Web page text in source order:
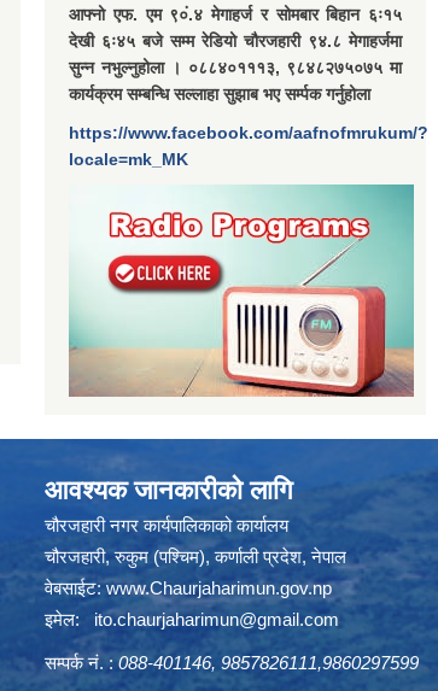
आफ्नो एफ. एम ९०ं.४ मेगाहर्ज र सोमबार बिहान ६ः१५
देखी ६ः४५ बजे सम्म रेडियो चौरजहारी ९४.८ मेगाहर्जमा
सुन्न नभुल्नुहोला । ०८८४०१११३, ९८४८२७५०७५ मा
कार्यक्रम सम्बन्धि सल्लाहा सुझाब भए सर्म्पक गर्नुहोला
https://www.facebook.com/aafnofmrukum/?
locale=mk_MK
आवश्यक जानकारीको लागि
चौरजहारी नगर कार्यपालिकाको कार्यालय
चौरजहारी, रुकुम (पश्चिम), कर्णाली प्रदेश, नेपाल
वेबसाईट:www.Chaurjaharimun.gov.np
इमेल: ito.chaurjaharimun@gmail.com
सम्पर्क नं. : 088-401146, 9857826111,9860297599